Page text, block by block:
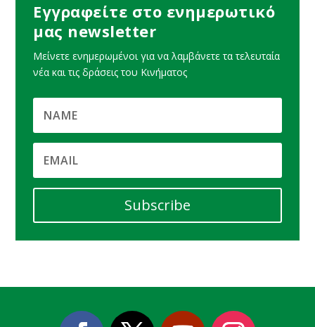
Εγγραφείτε στο ενημερωτικό
μας newsletter
Μείνετε ενημερωμένοι για να λαμβάνετε τα τελευταία
νέα και τις δράσεις του Κινήματος
Subscribe